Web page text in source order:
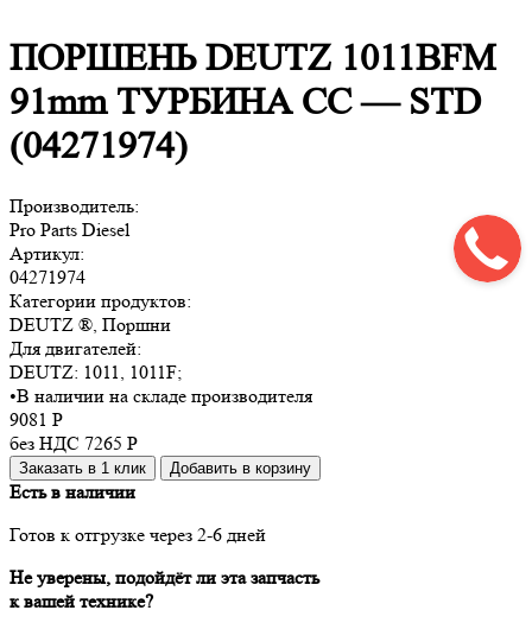
ПОРШЕНЬ DEUTZ 1011BFM
91mm ТУРБИНА CC — STD
(04271974)
Производитель:
Pro Parts Diesel
Артикул:
04271974
Категории продуктов:
DEUTZ ®, Поршни
Для двигателей:
DEUTZ: 1011, 1011F;
•В наличии на складе производителя
9081 Р
без НДС 7265 Р
Заказать в 1 клик Добавить в корзину
Есть в наличии
Готов к отгрузке через 2-6 дней
Не уверены, подойдёт ли эта запчасть
к вашей технике?